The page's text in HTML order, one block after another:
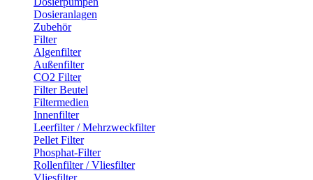
Dosieranlagen
Zubehör
Filter
Algenfilter
Außenfilter
CO2 Filter
Filter Beutel
Filtermedien
Innenfilter
Leerfilter / Mehrzweckfilter
Pellet Filter
Phosphat-Filter
Rollenfilter / Vliesfilter
Vliesfilter